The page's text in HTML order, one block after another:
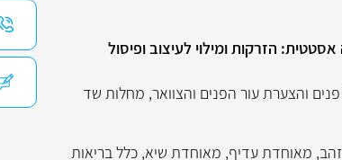
הזרקות ומילוי לעיצוב ופיסול
פנים והצערת עור הפנים והצוואר, מחלות שד
, מאוחדת עדיף, מאוחדת שיא, כלל בריאות